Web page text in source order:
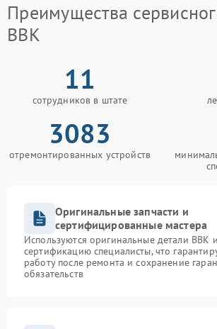
Преимущества
BBK
11
сотрудников в штате
3083
отремонтированных устройств
Оригинальные запчасти и
сертифицированные мастера
Используются оригинальные детали
сертификацию специалисты, что
работу после ремонта и сохранение
обязательств